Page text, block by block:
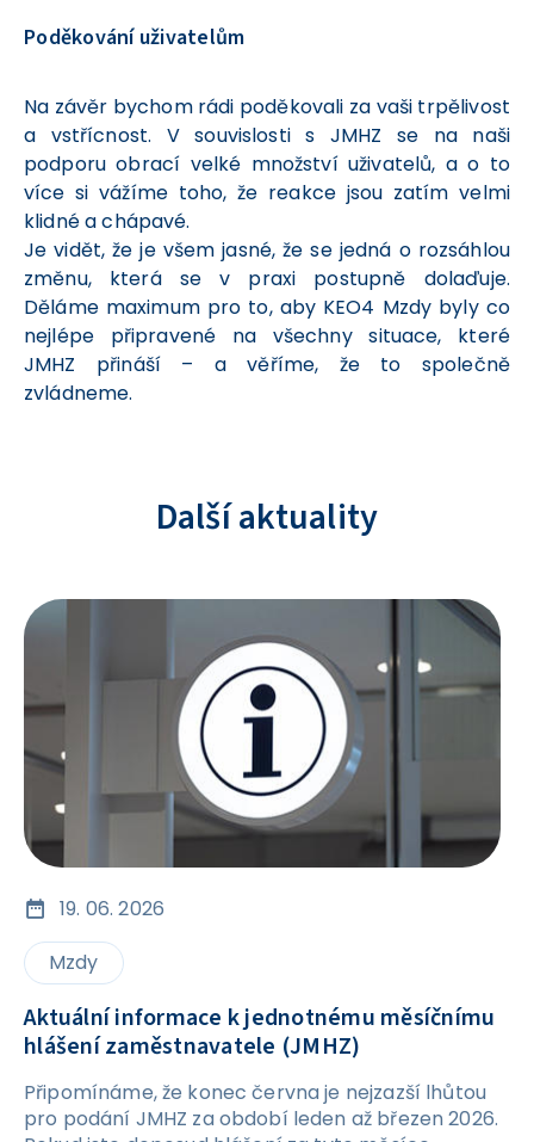
Poděkování uživatelům
Na závěr bychom rádi poděkovali za vaši trpělivost
a vstřícnost. V souvislosti s JMHZ se na naši
podporu obrací velké množství uživatelů, a o to
více si vážíme toho, že reakce jsou zatím velmi
klidné a chápavé.
Je vidět, že je všem jasné, že se jedná o rozsáhlou
změnu, která se v praxi postupně dolaďuje.
Děláme maximum pro to, aby KEO4 Mzdy byly co
nejlépe připravené na všechny situace, které
JMHZ přináší – a věříme, že to společně
zvládneme.
Další aktuality
19. 06. 2026
Mzdy
Aktuální informace k jednotnému měsíčnímu
hlášení zaměstnavatele (JMHZ)
Připomínáme, že konec června je nejzazší lhůtou
pro podání JMHZ za období leden až březen 2026.